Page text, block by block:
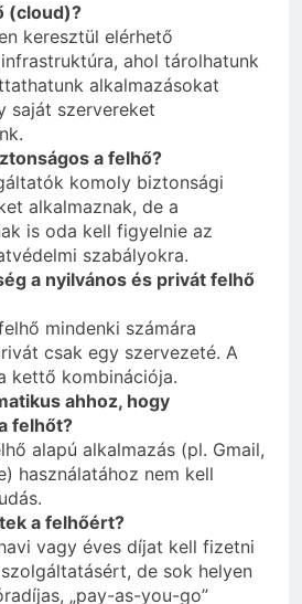
(cloud)?
keresztül elérhető
ahol tárolhatunk
alkalmazásokat
saját szervereket
a felhő?
komoly biztonsági
alkalmaznak, de a
is oda kell figyelnie az
szabályokra.
a nyilvános és privát felhő
mindenki számára
csak egy szervezeté. A
kettő kombinációja.
ahhoz, hogy
felhőt?
alapú alkalmazás (pl. Gmail,
használatához nem kell
a felhőért?
vagy éves díjat kell fizetni
de sok helyen
„pay-as-you-go”